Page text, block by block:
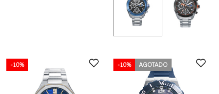
-10% -10% AGOTADO